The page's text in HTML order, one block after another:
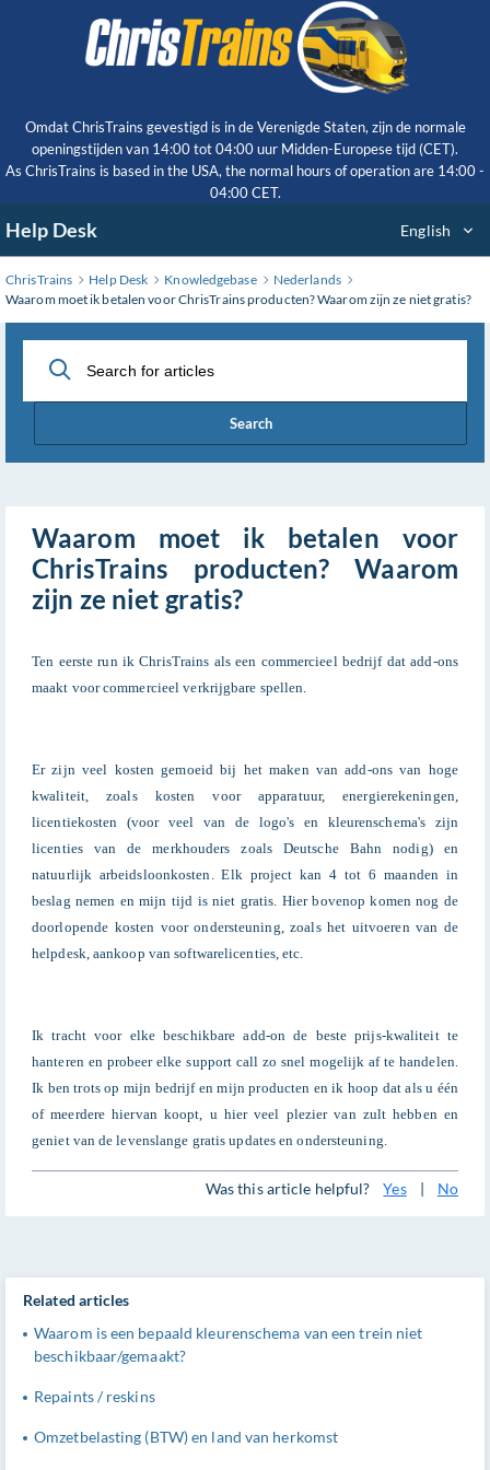
Omdat ChrisTrains gevestigd is in de Verenigde Staten, zijn de normale
openingstijden van 14:00 tot 04:00 uur Midden-Europese tijd (CET).
As ChrisTrains is based in the USA, the normal hours of operation are 14:00 -
04:00 CET.
Help Desk English
ChrisTrains Help Desk Knowledgebase
Nederlands
Waarom moet ik betalen voor ChrisTrains producten? Waarom zijn ze niet gratis?
Search
Waarom moet ik betalen voor
ChrisTrains producten? Waarom
zijn ze niet gratis?
Ten eerste run ik ChrisTrains als een commercieel bedrijf dat add-ons
maakt voor commercieel verkrijgbare spellen.
Er zijn veel kosten gemoeid bij het maken van add-ons van hoge
kwaliteit, zoals kosten voor apparatuur, energierekeningen,
licentiekosten (voor veel van de logo's en kleurenschema's zijn
licenties van de merkhouders zoals Deutsche Bahn nodig) en
natuurlijk arbeidsloonkosten. Elk project kan 4 tot 6 maanden in
beslag nemen en mijn tijd is niet gratis. Hier bovenop komen nog de
doorlopende kosten voor ondersteuning, zoals het uitvoeren van de
helpdesk, aankoop van softwarelicenties, etc.
Ik tracht voor elke beschikbare add-on de beste prijs-kwaliteit te
hanteren en probeer elke support call zo snel mogelijk af te handelen.
Ik ben trots op mijn bedrijf en mijn producten en ik hoop dat als u één
of meerdere hiervan koopt, u hier veel plezier van zult hebben en
geniet van de levenslange gratis updates en ondersteuning.
Was this article helpful? Yes | No
Related articles
Waarom is een bepaald kleurenschema van een trein niet
beschikbaar/gemaakt?
Repaints / reskins
Omzetbelasting (BTW) en land van herkomst